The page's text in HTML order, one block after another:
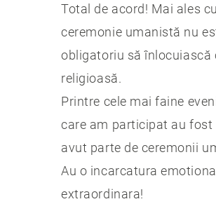
Total de acord! Mai ales
ceremonie umanistă nu
obligatoriu să înlocuiască
religioasă.
Printre cele mai faine
care am participat au fost
avut parte de ceremonii
Au o incarcatura
extraordinara!